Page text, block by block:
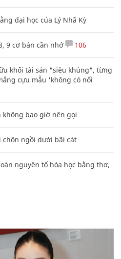
đại học của Lý Nhã Kỳ
9 cơ bản cần nhớ 106
khối tài sản "siêu khủng", từng
cựu mẫu 'không có nổi
không bao giờ nên gọi
chôn ngồi dưới bãi cát
nguyên tố hóa học bằng thơ,